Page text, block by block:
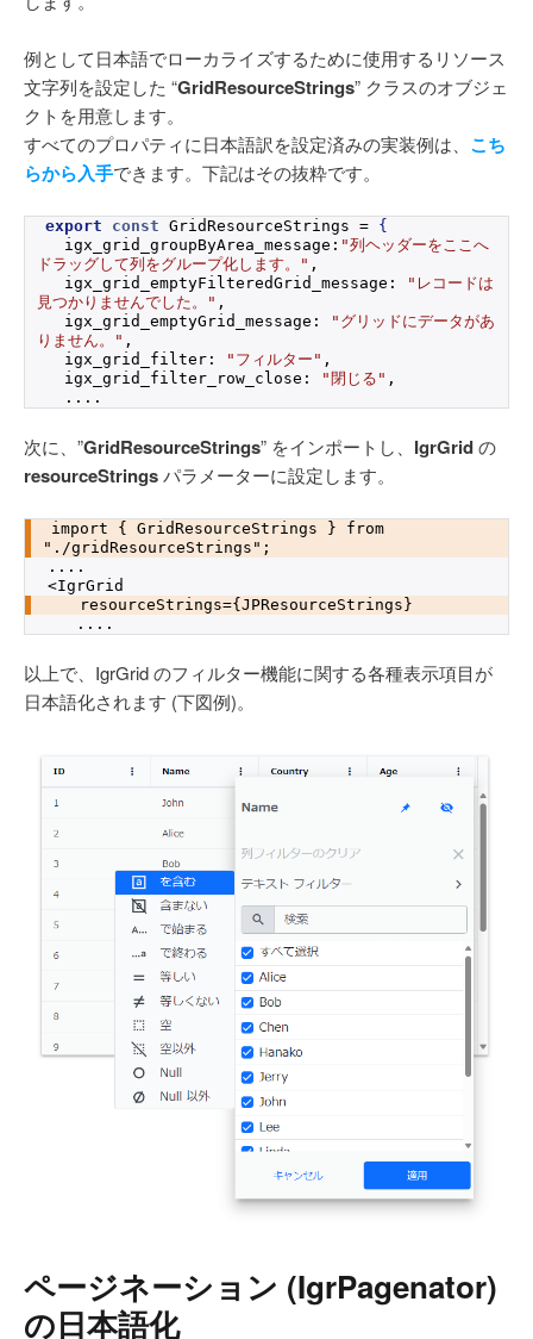
例として日本語でローカライズするために使用するリソース
文字列を設定した “GridResourceStrings” クラスのオブジェ
クトを用意します。
すべてのプロパティに日本語訳を設定済みの実装例は、 こち
らから入手できます。下記はその抜粋です。
export const GridResourceStrings = {
  igx_grid_groupByArea_message:
"列ヘッダーをここへ
ドラッグして列をグループ化します。" ,
  igx_grid_emptyFilteredGrid_message:
"レコードは
見つかりませんでした。" ,
  igx_grid_emptyGrid_message:
"グリッドにデータがあ
りません。" ,
  igx_grid_filter:
"フィルター" ,
  igx_grid_filter_row_close:
"閉じる" ,
  ....
次に、”GridResourceStrings” をインポートし、 IgrGridの
resourceStringsパラメーターに設定します。
import { GridResourceStrings } from
"./gridResourceStrings";
....
<IgrGrid
   resourceStrings={JPResourceStrings}
   ....
以上で、IgrGrid のフィルター機能に関する各種表示項目が
日本語化されます (下図例)。
ページネーション (IgrPagenator)
の日本語化